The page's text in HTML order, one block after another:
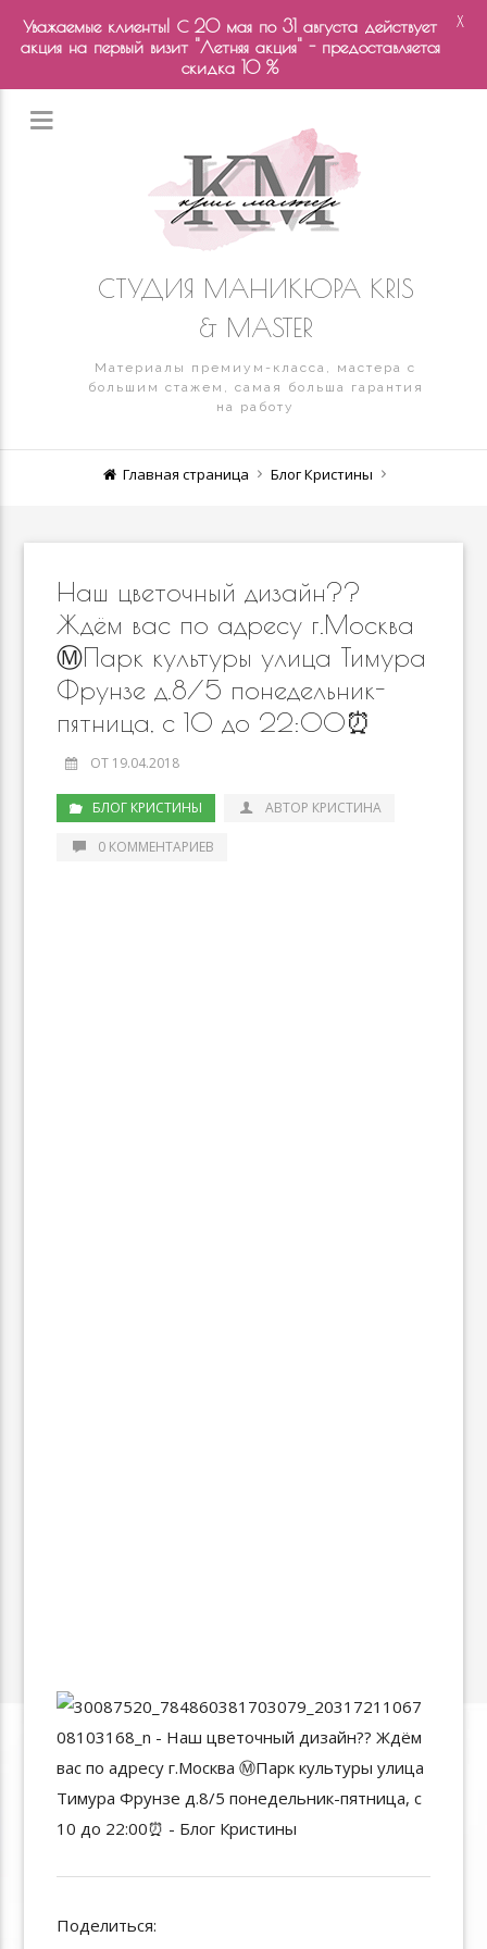
СТУДИЯ МАНИКЮРА KRIS
& MASTER
Материалы премиум-класса, мастера с
большим стажем, самая больша гарантия
на работу
Главная страница Блог Кристины
Наш цветочный дизайн??
Ждём вас по адресу г.Москва
Ⓜ️Парк культуры улица Тимура
Фрунзе д.8/5 понедельник-
пятница, с 10 до 22:00⏰
ОТ 19.04.2018
БЛОГ КРИСТИНЫ АВТОР КРИСТИНА
0 КОММЕНТАРИЕВ
Поделиться:
Уважаемые клиенты! С 20 мая по 31 августа действует
акция на первый визит "Летняя акция" - предоставляется
скидка 10 %
X